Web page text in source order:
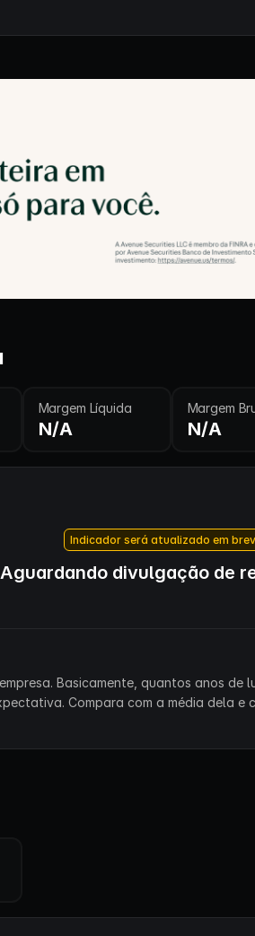
Margem Líquida
N/A
Margem
N/A
Indicador será atualizado em
Aguardando divulgação de
Basicamente, quantos anos de
Compara com a média dela e